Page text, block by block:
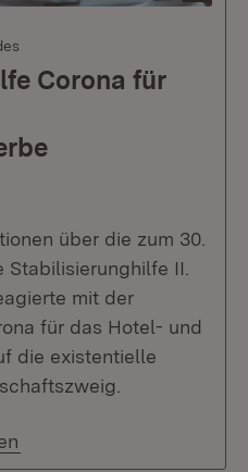
Corona für
über die zum 30.
Stabilisierunghilfe II.
mit der
für das Hotel- und
die existentielle